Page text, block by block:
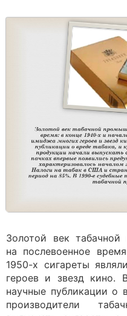
Золотой век
на послевоенное
1950-х сигареты
героев и звезд кино.
научные публикации о
производители